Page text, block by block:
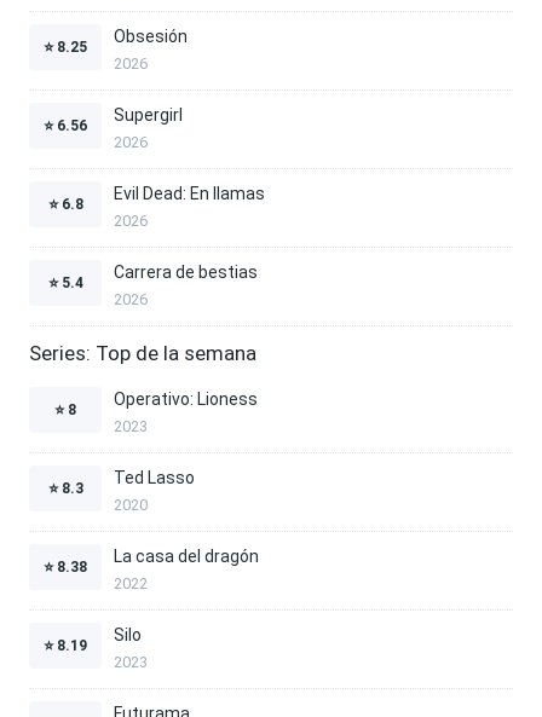
⭐ 8.25
Obsesión
2026
⭐ 6.56
Supergirl
2026
⭐ 6.8
Evil Dead: En llamas
2026
⭐ 5.4
Carrera de bestias
2026
Series: Top de la semana
⭐ 8
Operativo: Lioness
2023
⭐ 8.3
Ted Lasso
2020
⭐ 8.38
La casa del dragón
2022
⭐ 8.19
Silo
2023
Futurama